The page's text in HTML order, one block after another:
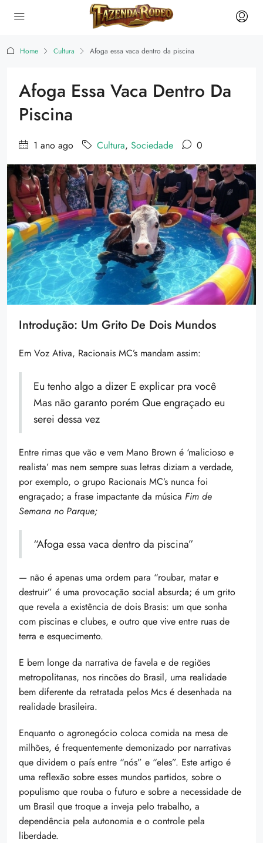
Home Cultura Afoga essa vaca dentro da piscina
Afoga Essa Vaca Dentro Da
Piscina
1 ano ago Cultura, Sociedade 0
Introdução: Um Grito De Dois Mundos
Em Voz Ativa, Racionais MC’s mandam assim:
Eu tenho algo a dizer E explicar pra você
Mas não garanto porém Que engraçado eu
serei dessa vez
Entre rimas que vão e vem Mano Brown é ‘malicioso e
realista’ mas nem sempre suas letras diziam a verdade,
por exemplo, o grupo Racionais MC’s nunca foi
engraçado; a frase impactante da música Fim de
Semana no Parque;
“Afoga essa vaca dentro da piscina”
— não é apenas uma ordem para “roubar, matar e
destruir” é uma provocação social absurda; é um grito
que revela a existência de dois Brasis: um que sonha
com piscinas e clubes, e outro que vive entre ruas de
terra e esquecimento.
E bem longe da narrativa de favela e de regiões
metropolitanas, nos rincões do Brasil, uma realidade
bem diferente da retratada pelos Mcs é desenhada na
realidade brasileira.
Enquanto o agronegócio coloca comida na mesa de
milhões, é frequentemente demonizado por narrativas
que dividem o país entre “nós” e “eles”. Este artigo é
uma reflexão sobre esses mundos partidos, sobre o
populismo que rouba o futuro e sobre a necessidade de
um Brasil que troque a inveja pelo trabalho, a
dependência pela autonomia e o controle pela
liberdade.